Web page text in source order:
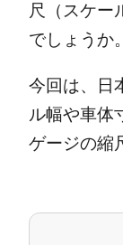
尺（スケー
でしょうか。
今回は、日
ル幅や車体
ゲージの縮